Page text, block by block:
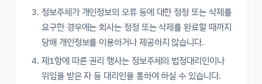
정보주체가 개인정보의 오류 등에 대한 정정 또는 삭제를
요구한 경우에는 회사는 정정 또는 삭제를 완료할 때까지
당해 개인정보를 이용하거나 제공하지 않습니다.
제1항에 따른 권리 행사는 정보주체의 법정대리인이나
위임을 받은 자 등 대리인을 통하여 하실 수 있습니다.